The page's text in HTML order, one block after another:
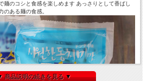
麺のコシと食感を楽しめます あっさりとして香ばし
のある麺の食感。
商品説明の続きを見る ▼